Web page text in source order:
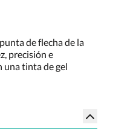
de flecha de la
precisión e
una tinta de gel